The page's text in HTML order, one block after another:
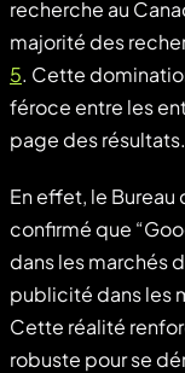
recherche au
majorité des
5. Cette
féroce entre les
page des résultats.
En effet, le Bureau
confirmé que
dans les marchés
publicité dans les
Cette réalité
robuste pour se